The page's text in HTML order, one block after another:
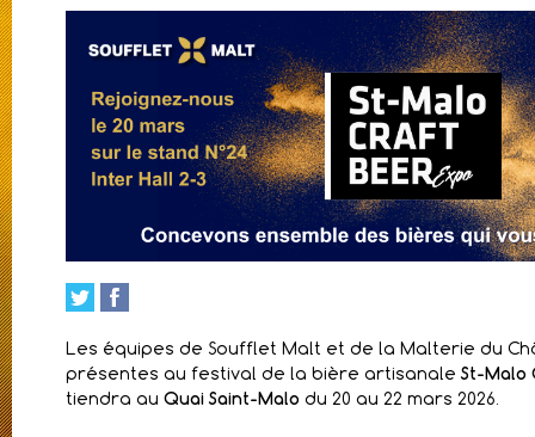
Les équipes de Soufflet Malt et de la Malterie du
présentes au festival de la bière artisanale St-Malo
tiendra au Quai Saint-Malo du 20 au 22 mars 2026.